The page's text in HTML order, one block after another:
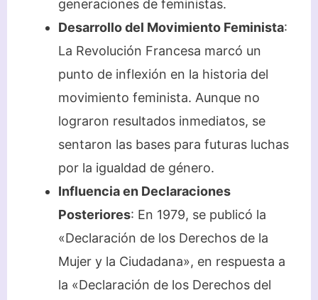
generaciones de feministas.
Desarrollo del Movimiento Feminista:
La Revolución Francesa marcó un
punto de inflexión en la historia del
movimiento feminista. Aunque no
lograron resultados inmediatos, se
sentaron las bases para futuras luchas
por la igualdad de género.
Influencia en Declaraciones
Posteriores: En 1979, se publicó la
«Declaración de los Derechos de la
Mujer y la Ciudadana», en respuesta a
la «Declaración de los Derechos del